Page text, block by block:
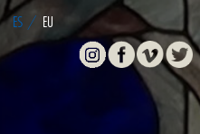
ES / EU
InstagramFacebook
Vimeo